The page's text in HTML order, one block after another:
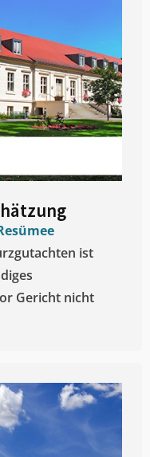
ist
Gericht nicht